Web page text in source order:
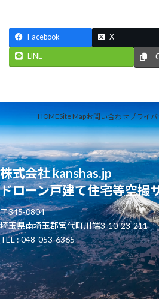
Facebook X
LINE
HOMESite Mapお問い合わせプライ
株式会社 kanshas.jp
ドローン戸建て住宅等空撮
〒345-0804
埼玉県南埼玉郡宮代町川端3-10-23-211
TEL : 048-053-6365